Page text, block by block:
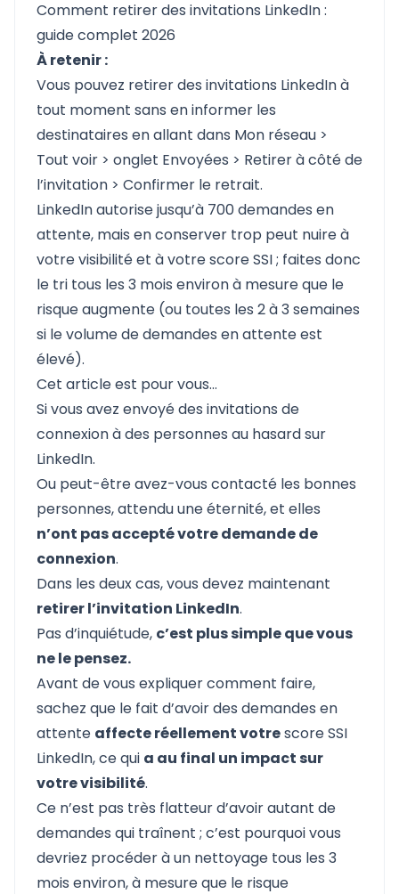
Comment retirer des invitations LinkedIn :
guide complet 2026
À retenir :
Vous pouvez retirer des invitations LinkedIn à
tout moment sans en informer les
destinataires en allant dans Mon réseau >
Tout voir > onglet Envoyées > Retirer à côté de
l’invitation > Confirmer le retrait.
LinkedIn autorise jusqu’à 700 demandes en
attente, mais en conserver trop peut nuire à
votre visibilité et à votre score SSI ; faites donc
le tri tous les 3 mois environ à mesure que le
risque augmente (ou toutes les 2 à 3 semaines
si le volume de demandes en attente est
élevé).
Cet article est pour vous…
Si vous avez envoyé des invitations de
connexion à des personnes au hasard sur
LinkedIn.
Ou peut-être avez-vous contacté les bonnes
personnes, attendu une éternité, et elles
n’ont pas accepté votre demande de
connexion.
Dans les deux cas, vous devez maintenant
retirer l’invitation LinkedIn.
Pas d’inquiétude, c’est plus simple que vous
ne le pensez.
Avant de vous expliquer comment faire,
sachez que le fait d’avoir des demandes en
attente affecte réellement votrescore SSI
LinkedIn, ce qui a au final un impact sur
votre visibilité.
Ce n’est pas très flatteur d’avoir autant de
demandes qui traînent ; c’est pourquoi vous
devriez procéder à un nettoyage tous les 3
mois environ, à mesure que le risque